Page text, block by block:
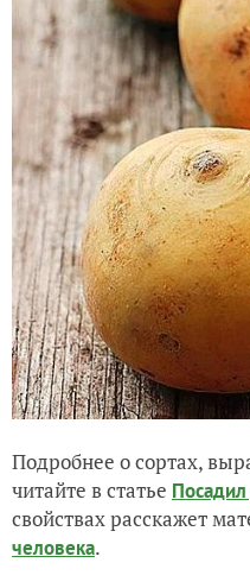
Подробнее о сортах,
читайте в статье
свойствах расскажет
человека.